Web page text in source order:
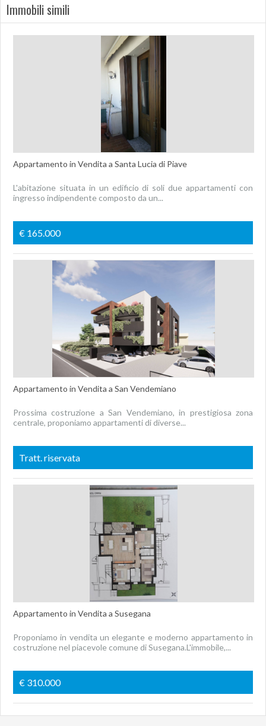
Immobili simili
Appartamento in Vendita a Santa Lucia di Piave
L'abitazione situata in un edificio di soli due appartamenti con
ingresso indipendente composto da un...
€ 165.000
Appartamento in Vendita a San Vendemiano
Prossima costruzione a San Vendemiano, in prestigiosa zona
centrale, proponiamo appartamenti di diverse...
Tratt. riservata
Appartamento in Vendita a Susegana
Proponiamo in vendita un elegante e moderno appartamento in
costruzione nel piacevole comune di Susegana.L'immobile,...
€ 310.000